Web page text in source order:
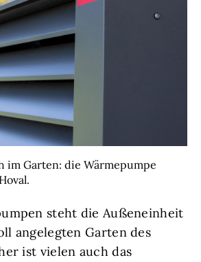
im Garten: die Wärmepumpe
steht die Außeneinheit
angelegten Garten des
ist vielen auch das